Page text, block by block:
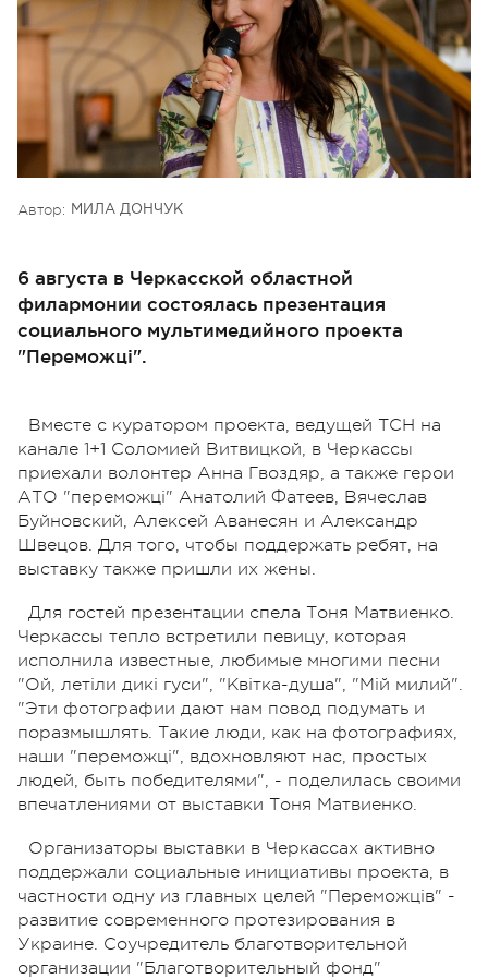
Автор: МИЛА ДОНЧУК
6 августа в Черкасской областной
филармонии состоялась презентация
социального мультимедийного проекта
"Переможці".
Вместе с куратором проекта, ведущей ТСН на
канале 1+1 Соломией Витвицкой, в Черкассы
приехали волонтер Анна Гвоздяр, а также герои
АТО "переможці" Анатолий Фатеев, Вячеслав
Буйновский, Алексей Аванесян и Александр
Швецов. Для того, чтобы поддержать ребят, на
выставку также пришли их жены.
Для гостей презентации спела Тоня Матвиенко.
Черкассы тепло встретили певицу, которая
исполнила известные, любимые многими песни
"Ой, летіли дикі гуси", "Квітка-душа", "Мій милий".
"Эти фотографии дают нам повод подумать и
поразмышлять. Такие люди, как на фотографиях,
наши "переможці", вдохновляют нас, простых
людей, быть победителями", - поделилась своими
впечатлениями от выставки Тоня Матвиенко.
Организаторы выставки в Черкассах активно
поддержали социальные инициативы проекта, в
частности одну из главных целей "Переможців" -
развитие современного протезирования в
Украине. Соучредитель благотворительной
организации "Благотворительный фонд"